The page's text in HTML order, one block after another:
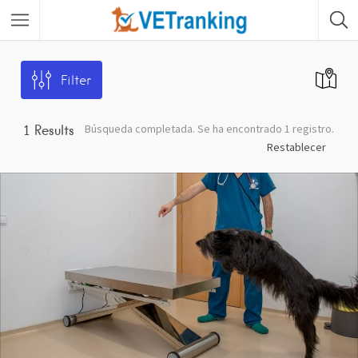
Filter
1 Results
Búsqueda completada. Se ha encontrado 1 registro.
Restablecer